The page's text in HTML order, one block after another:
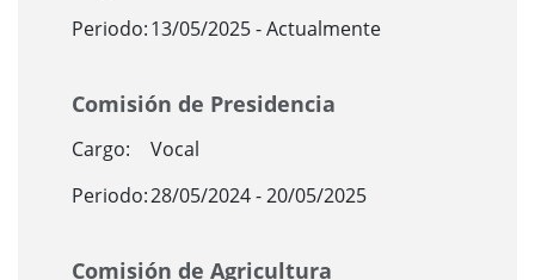
Periodo:13/05/2025 - Actualmente
Comisión de Presidencia
Cargo:
Vocal
Periodo:28/05/2024 - 20/05/2025
Comisión de Agricultura